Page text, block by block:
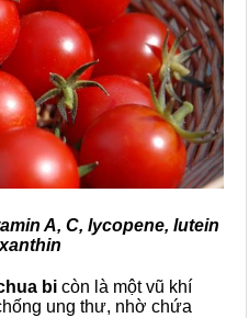
A, C, lycopene, lutein
bi còn là một vũ khí
ung thư, nhờ chứa